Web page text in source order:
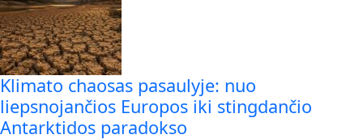
Klimato chaosas pasaulyje: nuo
liepsnojančios Europos iki stingdančio
Antarktidos paradokso